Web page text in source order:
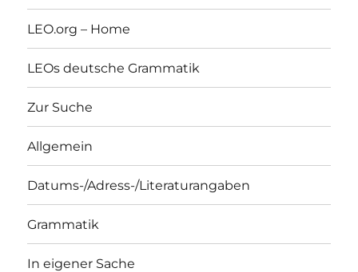
LEO.org – Home
LEOs deutsche Grammatik
Zur Suche
Allgemein
Datums-/Adress-/Literaturangaben
Grammatik
In eigener Sache